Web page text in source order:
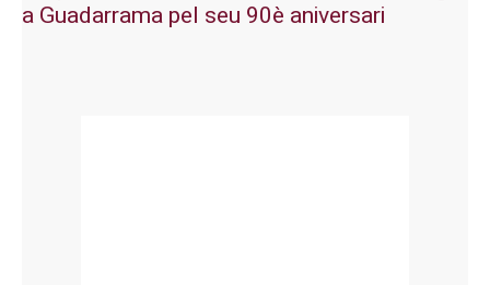
a Guadarrama pel seu 90è aniversari